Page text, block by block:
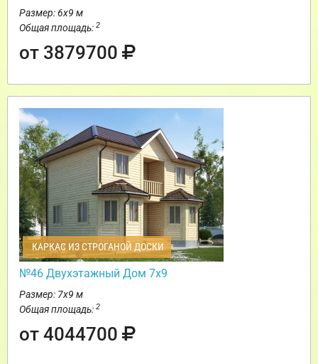
Размер: 6х9 м
Общая площадь: 2
от 3879700
КАРКАС ИЗ СТРОГАНОЙ ДОСКИ
№46 Двухэтажный Дом 7х9
Размер: 7х9 м
Общая площадь: 2
от 4044700